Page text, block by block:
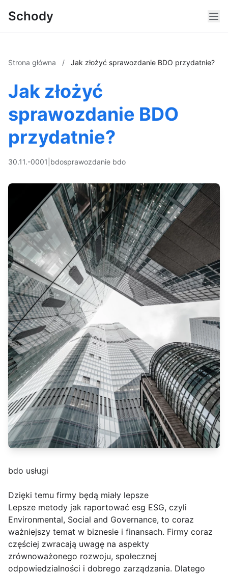
Schody
Strona główna / Jak złożyć sprawozdanie BDO przydatnie?
Jak złożyć
sprawozdanie BDO
przydatnie?
30.11.-0001 bdosprawozdanie bdo
bdo usługi
Dzięki temu firmy będą miały lepsze
Lepsze metody jak raportować esg ESG, czyli
Environmental, Social and Governance, to coraz
ważniejszy temat w biznesie i finansach. Firmy coraz
częściej zwracają uwagę na aspekty
zrównoważonego rozwoju, społecznej
odpowiedzialności i dobrego zarządzania. Dlatego